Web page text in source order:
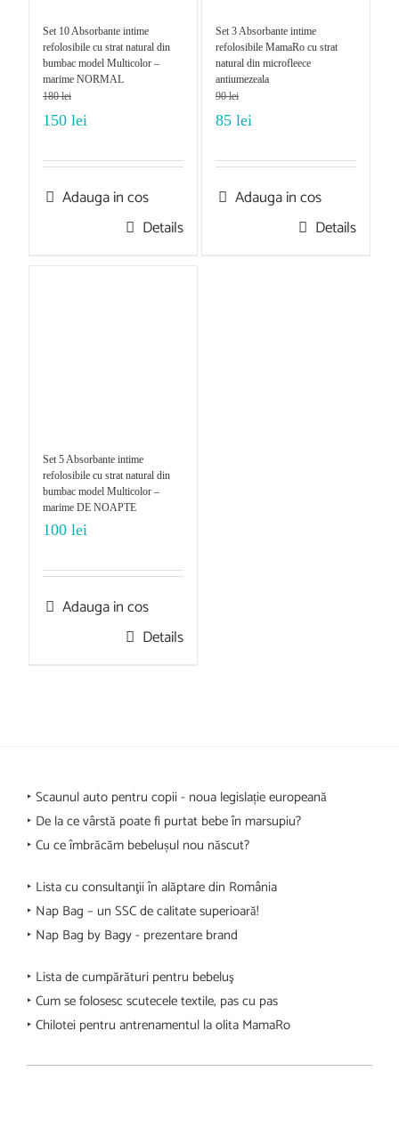
Set 10 Absorbante intime
refolosibile cu strat natural din
bumbac model Multicolor –
marime NORMAL
180lei
150 lei
Adauga in cos
Details
Set 3 Absorbante intime
refolosibile MamaRo cu strat
natural din microfleece
antiumezeala
90lei
85 lei
Adauga in cos
Details
Set 5 Absorbante intime
refolosibile cu strat natural din
bumbac model Multicolor –
marime DE NOAPTE
100 lei
Adauga in cos
Details
‣ Scaunul auto pentru copii - noua legislație europeană
‣ De la ce vârstă poate fi purtat bebe în marsupiu?
‣ Cu ce îmbrăcăm bebelușul nou născut?
‣ Lista cu consultanţii în alăptare din România
‣ Nap Bag – un SSC de calitate superioară!
‣ Nap Bag by Bagy - prezentare brand
‣ Lista de cumpărături pentru bebeluş
‣ Cum se folosesc scutecele textile, pas cu pas
‣ Chilotei pentru antrenamentul la olita MamaRo